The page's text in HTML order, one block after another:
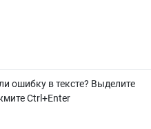
ошибку в тексте? Выделите
Ctrl+Enter